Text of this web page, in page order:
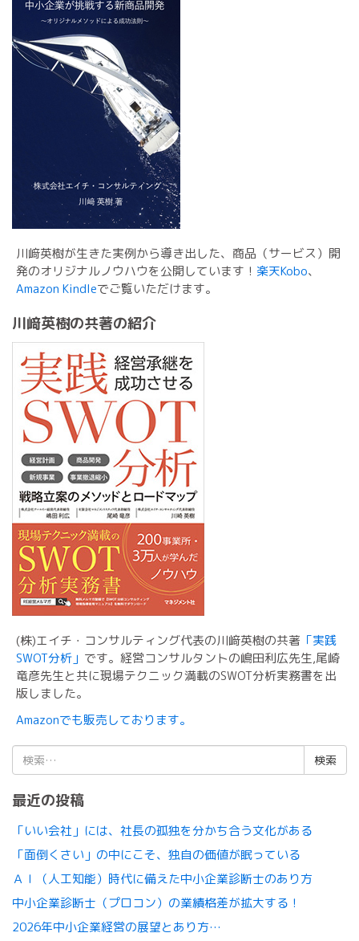
川﨑英樹が生きた実例から導き出した、商品（サービス）開
発のオリジナルノウハウを公開しています！ 楽天Kobo、
Amazon Kindleでご覧いただけます。
川﨑英樹の共著の紹介
(株)エイチ・コンサルティング代表の川﨑英樹の共著 「実践
SWOT分析」 です。経営コンサルタントの嶋田利広先生,尾崎
竜彦先生と共に現場テクニック満載のSWOT分析実務書を出
版しました。
Amazonでも販売しております。
検
索:
最近の投稿
「いい会社」には、社長の孤独を分かち合う文化がある
「面倒くさい」の中にこそ、独自の価値が眠っている
ＡＩ（人工知能）時代に備えた中小企業診断士のあり方
中小企業診断士（プロコン）の業績格差が拡大する！
2026年中小企業経営の展望とあり方…